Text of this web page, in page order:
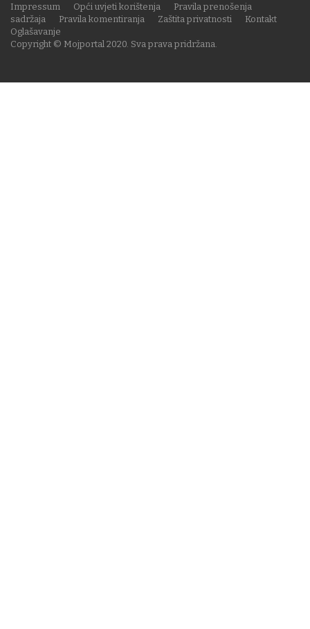
Copyright © Mojportal 2020. Sva prava pridržana.
Impressum Opći uvjeti korištenja
Pravila prenošenja
sadržaja
Pravila komentiranja Zaštita privatnosti
Kontakt
Oglašavanje